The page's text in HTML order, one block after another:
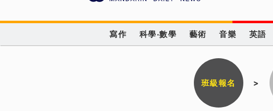
寫作 科學‧數學 藝術 音樂 英語
班級報名 >